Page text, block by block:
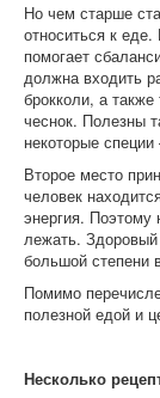
Но чем старше
относиться к
помогает
должна входить
брокколи, а
чеснок. Полезны
некоторые
Второе место
человек
энергия.
лежать.
большой степени
Помимо
полезной едой и
Несколько